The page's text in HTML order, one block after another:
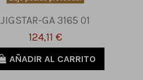
JIGSTAR-GA 3165 01
124,11 €
AÑADIR AL CARRITO